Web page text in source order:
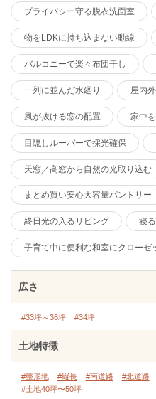
プライバシー守る脱衣洗面室
物をLDKに持ち込まない動線
バルコニーで楽々布団干し
一列に並んだ水廻り 屋内
風が抜ける窓の配置 家中
目隠しルーバーで採光確保
天窓／高窓から自然の光取り込む
まとめ買い安心大容量パントリー
終日光の入るリビング 寝
子育て中に便利な和室にクローゼ
広さ
#33坪～36坪 #34坪
土地特徴
#整形地 #縦長 #南道路 #北道路
#土地40坪〜50坪